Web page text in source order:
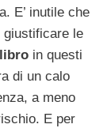
E’ inutile che
giustificare le
in questi
di un calo
a meno
E per